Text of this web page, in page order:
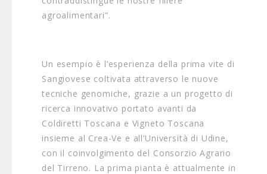
agroalimentari”.
Un esempio è l’esperienza della prima vite di
Sangiovese coltivata attraverso le nuove
tecniche genomiche, grazie a un progetto di
ricerca innovativo portato avanti da
Coldiretti Toscana e Vigneto Toscana
insieme al Crea-Ve e all’Università di Udine,
con il coinvolgimento del Consorzio Agrario
del Tirreno. La prima pianta è attualmente in